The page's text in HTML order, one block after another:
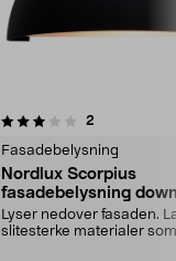
2
Fasadebelysning
Nordlux Scorpius
fasadebelysning
IP44
Lyser nedover fasaden.
slitesterke materialer
5.0av 5 stjerner